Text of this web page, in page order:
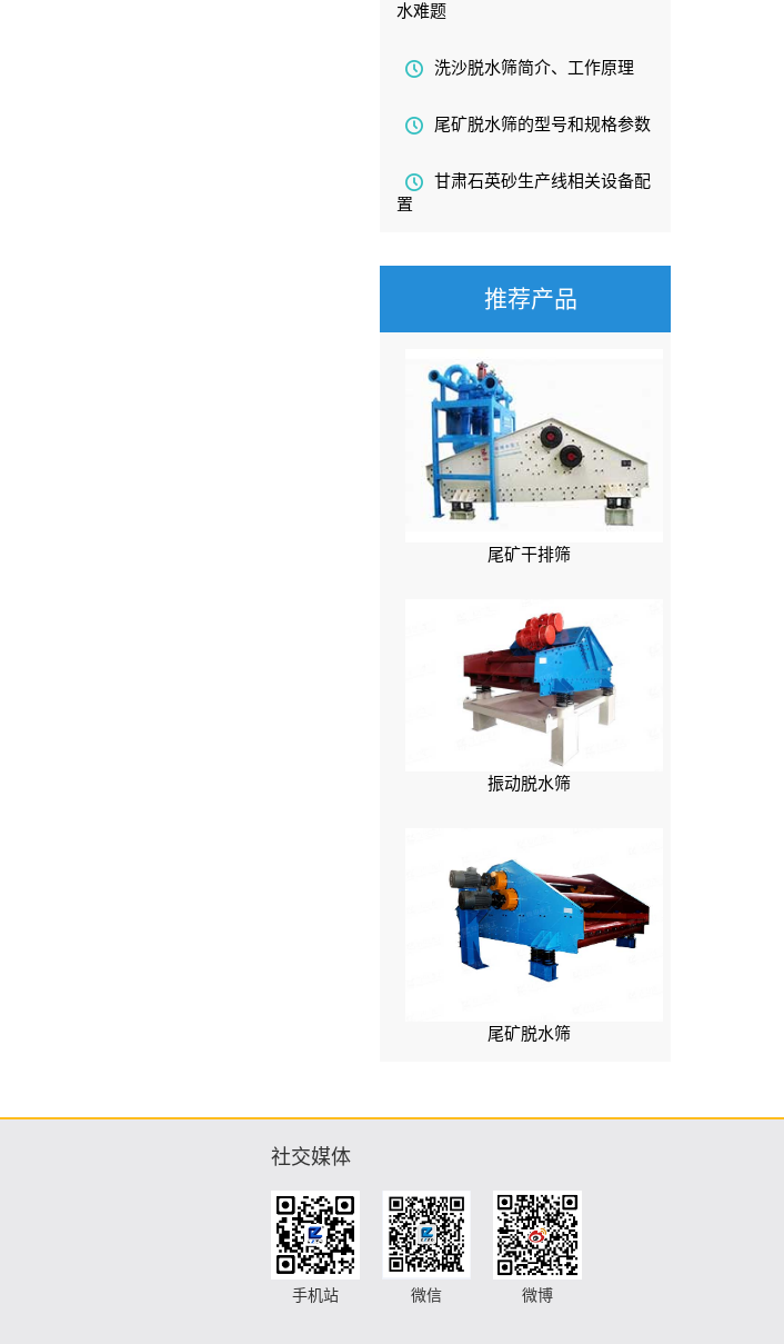
水难题
洗沙脱水筛简介、工作原理
尾矿脱水筛的型号和规格参数
甘肃石英砂生产线相关设备配
置
推荐产品
尾矿干排筛
振动脱水筛
尾矿脱水筛
社交媒体
手机站 微信 微博